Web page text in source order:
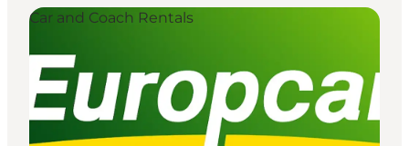
Car and Coach Rentals